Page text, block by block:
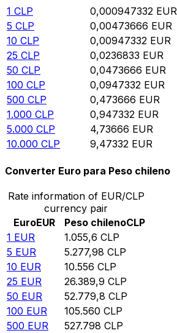
1 CLP 0,000947332 EUR
5 CLP 0,00473666 EUR
10 CLP 0,00947332 EUR
25 CLP 0,0236833 EUR
50 CLP 0,0473666 EUR
100 CLP 0,0947332 EUR
500 CLP 0,473666 EUR
1.000 CLP 0,947332 EUR
5.000 CLP 4,73666 EUR
10.000 CLP 9,47332 EUR
Converter Euro para Peso chileno
Rate information of EUR/CLP
currency pair
EuroEUR Peso chilenoCLP
1 EUR 1.055,6 CLP
5 EUR 5.277,98 CLP
10 EUR 10.556 CLP
25 EUR 26.389,9 CLP
50 EUR 52.779,8 CLP
100 EUR 105.560 CLP
500 EUR 527.798 CLP